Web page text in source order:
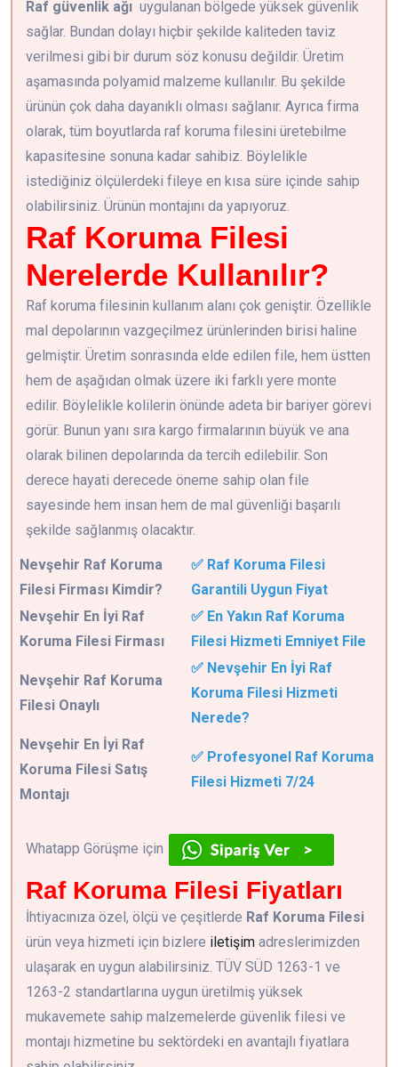
Raf güvenlik ağı uygulanan bölgede yüksek güvenlik
sağlar. Bundan dolayı hiçbir şekilde kaliteden taviz
verilmesi gibi bir durum söz konusu değildir. Üretim
aşamasında polyamid malzeme kullanılır. Bu şekilde
ürünün çok daha dayanıklı olması sağlanır. Ayrıca firma
olarak, tüm boyutlarda raf koruma filesini üretebilme
kapasitesine sonuna kadar sahibiz. Böylelikle
istediğiniz ölçülerdeki fileye en kısa süre içinde sahip
olabilirsiniz. Ürünün montajını da yapıyoruz.
Raf Koruma Filesi
Nerelerde Kullanılır?
Raf koruma filesinin kullanım alanı çok geniştir. Özellikle
mal depolarının vazgeçilmez ürünlerinden birisi haline
gelmiştir. Üretim sonrasında elde edilen file, hem üstten
hem de aşağıdan olmak üzere iki farklı yere monte
edilir. Böylelikle kolilerin önünde adeta bir bariyer görevi
görür. Bunun yanı sıra kargo firmalarının büyük ve ana
olarak bilinen depolarında da tercih edilebilir. Son
derece hayati derecede öneme sahip olan file
sayesinde hem insan hem de mal güvenliği başarılı
şekilde sağlanmış olacaktır.
Nevşehir Raf Koruma
Filesi Firması Kimdir?
✅ Raf Koruma Filesi
Garantili Uygun Fiyat
Nevşehir En İyi Raf
Koruma Filesi Firması
✅ En Yakın Raf Koruma
Filesi Hizmeti Emniyet File
Nevşehir Raf Koruma
Filesi Onaylı
✅ Nevşehir En İyi Raf
Koruma Filesi Hizmeti
Nerede?
Nevşehir En İyi Raf
Koruma Filesi Satış
Montajı
✅ Profesyonel Raf Koruma
Filesi Hizmeti 7/24
Whatapp Görüşme için
Raf Koruma Filesi Fiyatları
İhtiyacınıza özel, ölçü ve çeşitlerde Raf Koruma Filesi
ürün veya hizmeti için bizlere iletişim adreslerimizden
ulaşarak en uygun alabilirsiniz. TÜV SÜD 1263-1 ve
1263-2 standartlarına uygun üretilmiş yüksek
mukavemete sahip malzemelerde güvenlik filesi ve
montajı hizmetine bu sektördeki en avantajlı fiyatlara